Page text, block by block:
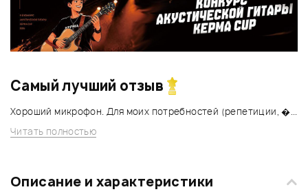
Самый лучший отзыв
Хороший микрофон. Для моих потребностей (репетиции, �...
Читать полностью
Описание и характеристики